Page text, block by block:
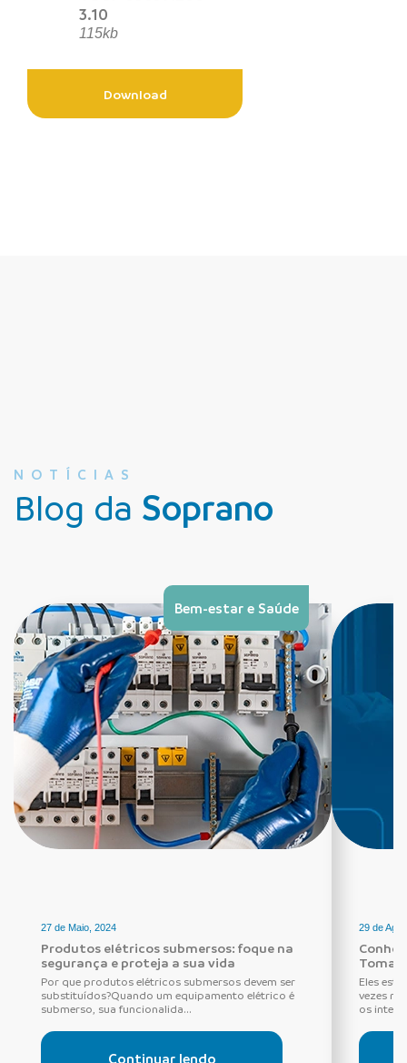
3.10
115kb
Download
NOTÍCIAS
Blog da Soprano
Bem-estar e Saúde
27 de Maio, 2024
Produtos elétricos submersos: foque na
segurança e proteja a sua vida
Por que produtos elétricos submersos devem ser
substituídos?Quando um equipamento elétrico é
submerso, sua funcionalida...
Continuar lendo
29 de
Eles
vezes
os